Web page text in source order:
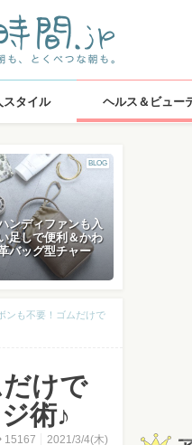
スタイル ヘルス＆ビュー
BLOG
ンディファンも入
足しで便利＆かわ
バッグ型チャー
ンも不要！ゴムだけで
けで
術♪
15167 2021/3/4(木)